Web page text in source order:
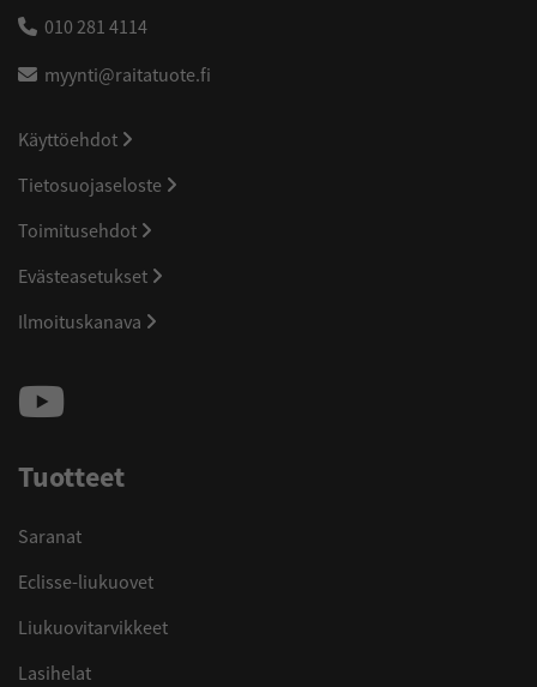
010 281 4114
myynti@raitatuote.fi
Käyttöehdot
Tietosuojaseloste
Toimitusehdot
Evästeasetukset
Ilmoituskanava
Tuotteet
Saranat
Eclisse-liukuovet
Liukuovitarvikkeet
Lasihelat